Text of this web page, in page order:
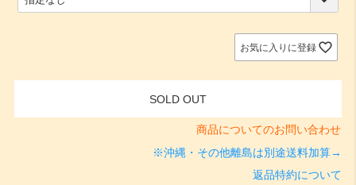
必
お気に入りに登録
SOLD OUT
商品についてのお問い合わせ
※沖縄・その他離島は別途送料加算→
返品特約について